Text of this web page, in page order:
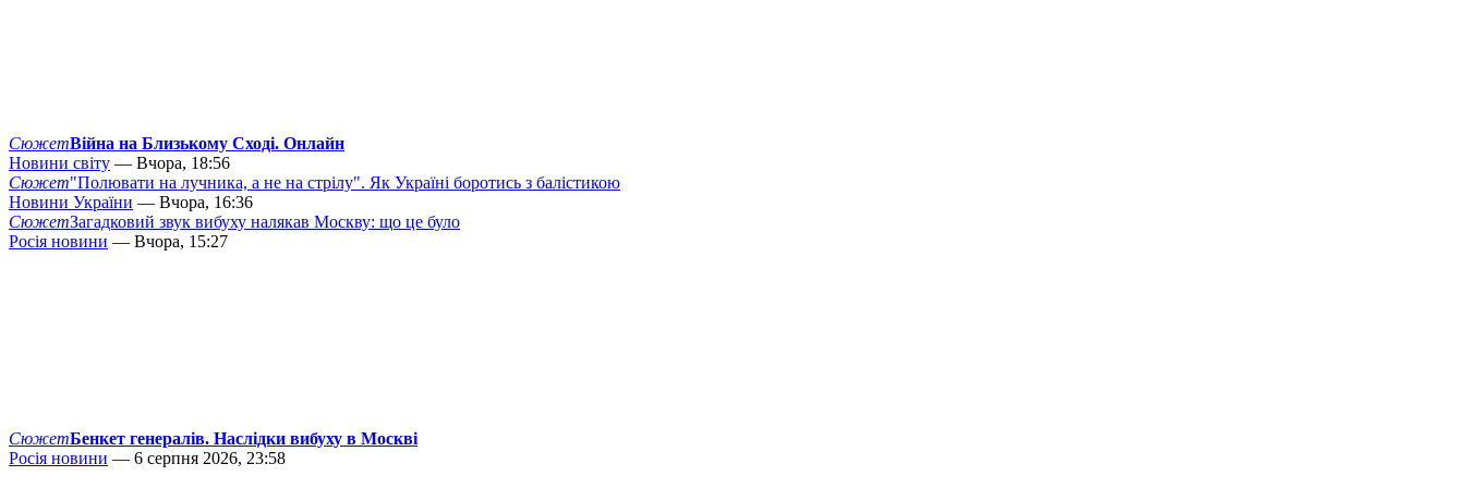
СюжетВійна на Близькому Сході. Онлайн
Новини світу — Вчора, 18:56
Сюжет"Полювати на лучника, а не на стрілу". Як Україні боротись з балістикою
Новини України — Вчора, 16:36
СюжетЗагадковий звук вибуху налякав Москву: що це було
Росія новини — Вчора, 15:27
СюжетБенкет генералів. Наслідки вибуху в Москві
Росія новини — 6 серпня 2026, 23:58